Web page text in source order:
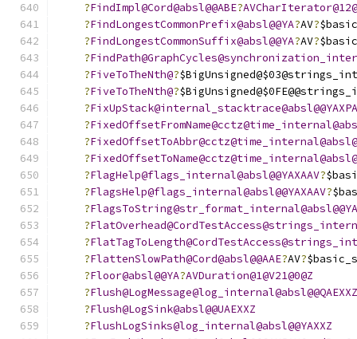
?FindImpl@Cord@absl@@ABE?
?FindLongestCommonPrefix@absl@@YA?AV?
?FindLongestCommonSuffix@absl@@YA?AV?
?
?FiveToTheNth@?
?FiveToTheNth@?
?
?
?
?
?FlagHelp@flags_internal@absl@@YAXAAV?
?FlagsHelp@flags_internal@absl@@YAXAAV?
?FlagsToString@str_format_internal@absl@@YA
?
?
?FlattenSlowPath@Cord@absl@@AAE?AV?
?Floor@absl@@YA?AVDuration@1@V21@0@Z
?Flush@LogMessage@log_internal@absl@@QAEXXZ
?Flush@LogSink@absl@@UAEXXZ
?FlushLogSinks@log_internal@absl@@YAXXZ